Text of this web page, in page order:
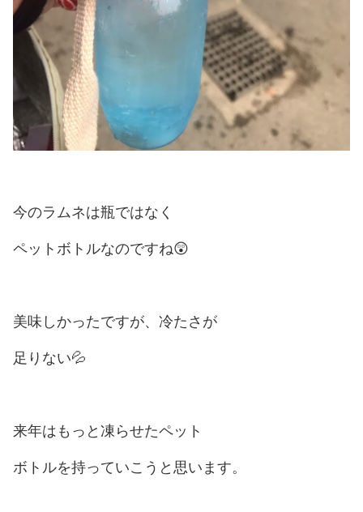
今のラムネは瓶ではなく
ペットボトルなのですね😲
美味しかったですが、冷たさが
足りない💦
来年はもっと凍らせたペット
ボトルを持っていこうと思います。